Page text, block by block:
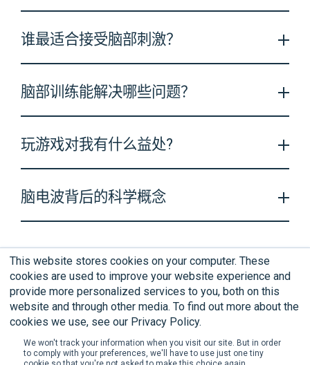
This website stores cookies on your computer. These
cookies are used to improve your website experience and
provide more personalized services to you, both on this
website and through other media. To find out more about the
cookies we use, see our Privacy Policy.
We won't track your information when you visit our site. But in order
to comply with your preferences, we'll have to use just one tiny
跟年龄有关的心智退化从何时开始?
作者: Timothy Salthouse
电子游戏的训练有助于提升年长者的认知控制
发表于: Nature
作者: JA Anguera
透过训练工作记忆而提高晶体智力的成效
作者：Tracy Alloway, Ross Alloway
电脑化的记忆训练能够引导唐氏综合症的孩童持续性的
提升空间观念智力以及短暂记忆力
强化过的有效性连接作为将工作记忆训练转变为短暂记
发表于：The Journal of Neuroscience
作者：Bornali Kundu
发表于：Journal of Memory and Language
作者：Claudia C. von Bastian
N-back表现和矩阵推理之间的关系–可能影响训练及转
移效应
发表于：Intelligience
作者：Susanne M. Jaeggi
认知训练的长短期益处
发表于：Proceedings of the National Academy of
脑对于刺激有着何种反应。
工作记忆训练之后提升了前额叶和顶叶的脑部活动
发表于：Nature Neuroscience
伦敦计程车司机与巴士司机：结构性的核磁共振与神经
心理分析
作者：Maguire EA, Woollett K, Spiers HJ.
谁最适合接受脑部刺激？
显著。
儿童的推理和速度训练的效果差别
发表于：Developmental Science
在年长者中工作记忆训练对于记忆表现的影响
年长者的工作记忆可塑性：练习获得，转移，和维护
发表于：Psychology Aging
作者：Li SC, Schmiedek F
年长者的介入性认知训练的效果：一项随机对照试验
发表于：The Journal of the American Medical
脑部训练能解决哪些问题？
力，空间感等等。以下列出了支持这些理论的研究报
家庭式的训练计划提升来自于社会经济地位低阶层的学
前儿童的大脑功能，认知功能及行为举止
作者：Neville HJ, Stevens C
执行控制训练究竟有什么效果？ 不同年龄层的任务转换
训练之远近转移
发表于：Developmental Science
作者：Karbach J, Kray J
玩游戏对我有什么益处?
高的表现程度。
脑部训练：对你有益的游戏
发表于：Nature
作者：Daphne Bavelier & Richard J. Davidson
阅读与解决算术题提升一般年龄层的认知功能：一项随
机对照试验
作者：Shinya Uchida & Ryuta Kawashima
脑电波背后的科学概念
科学所设计的游戏两者结合的可行性？在此我们将一些
已经证明通过脑电波与神经反馈技术而提升认知表现的
重大验证研究报告编写下来。而近年来，基于脑电波技
术在游戏设计行业里越来愈普及化。
以脑波扫描为根基的大脑活动反馈训练
反
联系我们 产品保修登记
SenzeBand 2 产品指南
进行 QuickScreen
网站使用条款 最终用户许可协议 隐私政策 有限质保